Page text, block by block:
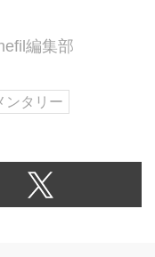
編集部
ンタリー